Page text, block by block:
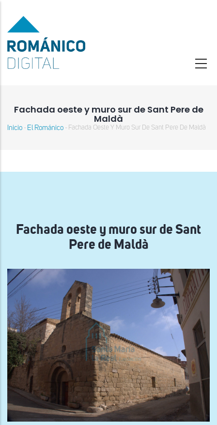
contenido
principal
Fachada oeste y muro sur de Sant Pere de
Maldà
navegación
Inicio - El Románico - Fachada Oeste Y Muro Sur De Sant Pere De Maldà
Fachada oeste y muro sur de Sant
Pere de Maldà